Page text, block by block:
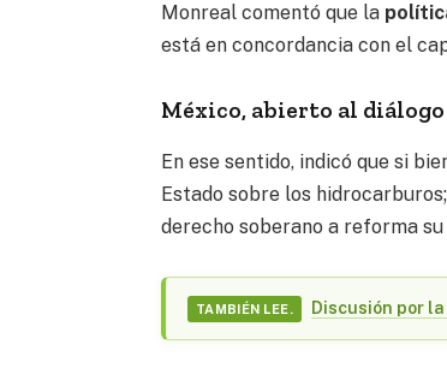
Monreal comentó que la
está en concordancia con el
México, abierto al diálogo
En ese sentido, indicó que si
Estado sobre los
derecho soberano a reforma
TAMBIÉN LEE. Discusión por